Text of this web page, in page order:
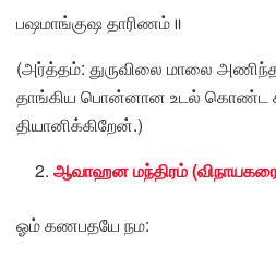
பஷமாங்குஷ தாரிணம்॥
(அர்த்தம்: துருவிலை மாலை
தாங்கிய பொன்னான உடல் கொண்ட
தியானிக்கிறேன்.)
ஆவாஹன மந்திரம்
ஓம் கணபதயே நம: